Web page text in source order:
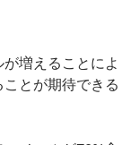
増えることによ
とが期待できる